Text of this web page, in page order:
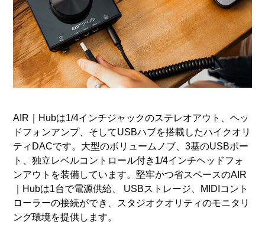
AIR｜Hubは1/4インチジャックのステレオアウト、ヘッ
ドフォンアンプ、そしてUSBハブを搭載したハイクオリ
ティDACです。大型のボリュームノブ、3基のUSBポー
ト、独立レベルコントロール付き1/4インチヘッドフォ
ンアウトを装備しています。堅牢かつ省スペースのAIR
｜Hubは1台で電源供給、 USBストレージ、MIDIコント
ローラーの接続ができ、スタジオクオリティのモニタリ
ング環境を提供します。